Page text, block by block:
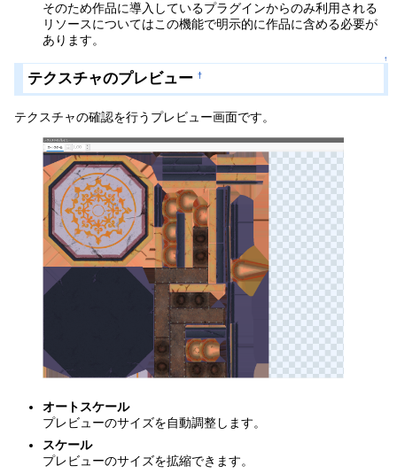
そのため作品に導入しているプラグインからのみ利用される
リソースについてはこの機能で明示的に作品に含める必要が
あります。
↑
テクスチャのプレビュー †
テクスチャの確認を行うプレビュー画面です。
オートスケール
プレビューのサイズを自動調整します。
スケール
プレビューのサイズを拡縮できます。